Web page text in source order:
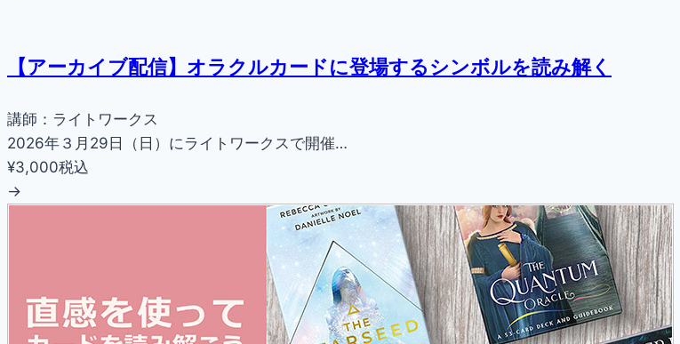
【アーカイブ配信】オラクルカードに登場するシンボルを読み解く
講師：ライトワークス
2026年３月29日（日）にライトワークスで開催…
¥3,000税込
→